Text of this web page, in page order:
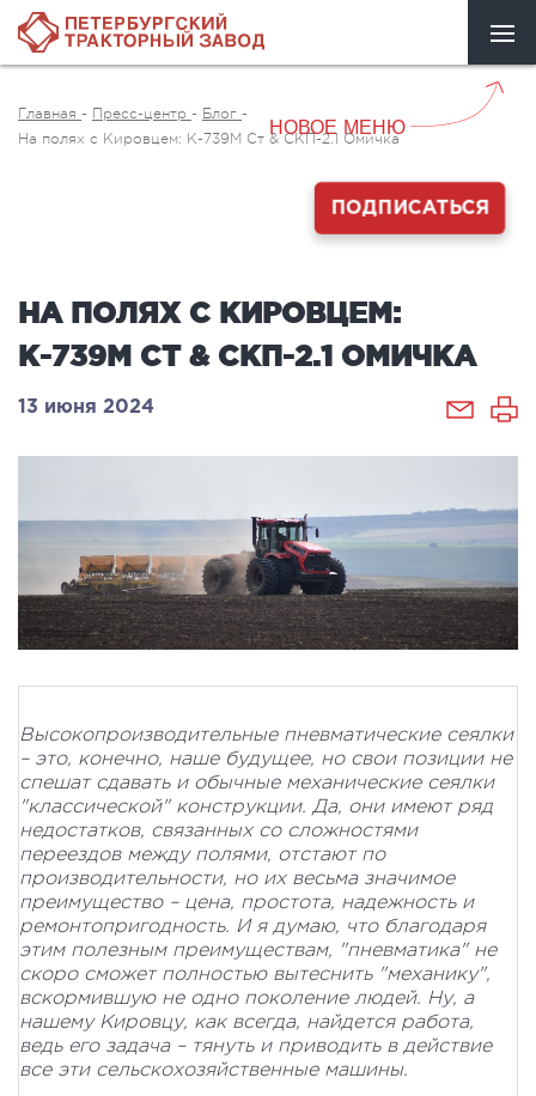
НОВОЕ МЕНЮ
Главная - Пресс-центр - Блог -
На полях с Кировцем: К-739М Ст & СКП-2.1 Омичка
ПОДПИСАТЬСЯ
НА ПОЛЯХ С КИРОВЦЕМ:
К-739М СТ & СКП-2.1 ОМИЧКА
13 июня 2024
Высокопроизводительные пневматические сеялки
– это, конечно, наше будущее, но свои позиции не
спешат сдавать и обычные механические сеялки
"классической" конструкции. Да, они имеют ряд
недостатков, связанных со сложностями
переездов между полями, отстают по
производительности, но их весьма значимое
преимущество – цена, простота, надежность и
ремонтопригодность. И я думаю, что благодаря
этим полезным преимуществам, "пневматика" не
скоро сможет полностью вытеснить "механику",
вскормившую не одно поколение людей. Ну, а
нашему Кировцу, как всегда, найдется работа,
ведь его задача – тянуть и приводить в действие
все эти сельскохозяйственные машины.